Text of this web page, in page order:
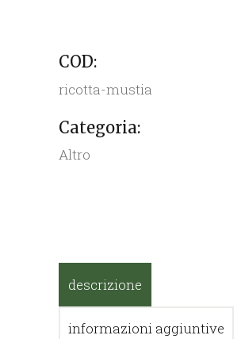
COD:
ricotta-mustia
Categoria:
Altro
descrizione
informazioni aggiuntive